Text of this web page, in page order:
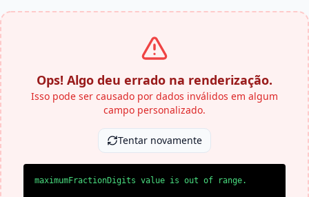
Ops! Algo deu errado na renderização.
Isso pode ser causado por dados inválidos em algum
campo personalizado.
Tentar novamente
maximumFractionDigits value is out of range.